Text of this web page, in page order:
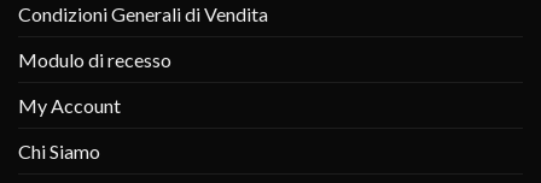
Condizioni Generali di Vendita
Modulo di recesso
My Account
Chi Siamo